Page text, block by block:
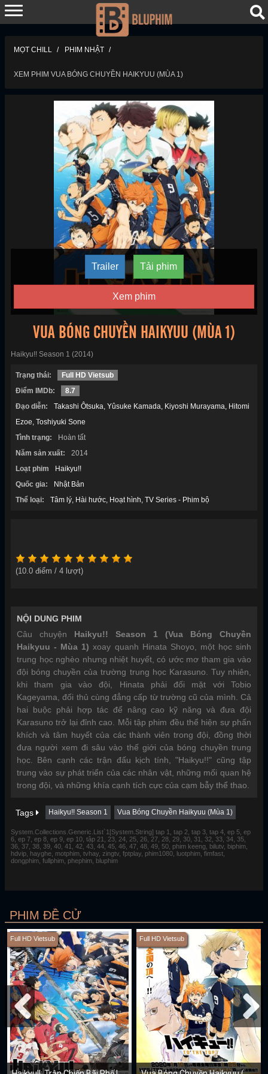
MỌT CHILL PHIM NHẬT
XEM PHIM VUA BÓNG CHUYỀN HAIKYUU (MÙA 1)
Trailer Tải phim
Xem phim
VUA BÓNG CHUYỀN HAIKYUU (MÙA 1)
Haikyu!! Season 1 (2014)
Trạng thái:
Full HD Vietsub
Điểm IMDb:
8.7
Đạo diễn:
Takashi Ôtsuka Yûsuke Kamada Kiyoshi Murayama Hitomi
Ezoe Toshiyuki Sone
Tình trạng:
Hoàn tất
Năm sản xuất:
2014
Loạt phim
Haikyu!!
Quốc gia:
Nhật Bản
Thể loại:
Tâm lý Hài hước Hoạt hình TV Series - Phim bộ
(10.0 điểm / 4 lượt)
NỘI DUNG PHIM
Câu chuyện Haikyu!! Season 1 (Vua Bóng Chuyền
Haikyuu - Mùa 1) xoay quanh Hinata Shoyo, một học sinh
trung học nghèo nhưng nhiệt huyết, có ước mơ tham gia vào
đội bóng chuyền của trường trung học Karasuno. Tuy nhiên,
khi tham gia vào đội, Hinata phải đối mặt với Tobio
Kageyama, đối thủ cùng đẳng cấp từ trường cũ của mình. Cả
hai buộc phải hợp tác để nâng cao kỹ năng và đưa đội
Karasuno trở lại đỉnh cao. Mỗi tập phim đều thể hiện sự phấn
khích và tâm huyết của các thành viên trong đội, đồng thời
đưa người xem đi sâu vào thế giới của bóng chuyền trung
học. Bên cạnh các trận đấu kịch tính, "Haikyu!!" cũng tập
trung vào sự phát triển của các nhân vật, những mối quan hệ
trong đội, và những khía cạnh tích cực của cạm bẫy thể thao.
Tags Haikyu!! Season 1 Vua Bóng Chuyền Haikyuu (Mùa 1)
System.Collections.Generic.List`1[System.String] tap 1, tap 2, tap 3, tap 4, ep 5, ep
6, ep 7, ep 8, ep 9, ep 10, tập 21, 23, 24, 25, 26, 27, 28, 29, 30, 31, 32, 33, 34, 35,
36, 37, 38, 39, 40, 41, 42, 43, 44, 45, 46, 47, 48, 49, 50, phim keeng, bilutv, biphim,
hdvip, hayghe, motphim, tvhay, zingtv, fptplay, phim1080, luotphim, fimfast,
dongphim, fullphim, phephim, bluphim
PHIM ĐỀ CỬ
Full HD Vietsub Full HD Vietsub